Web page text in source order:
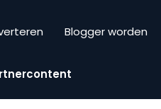
Blogger worden